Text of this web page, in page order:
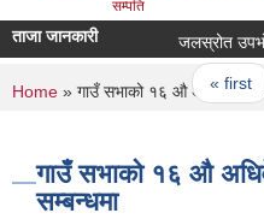
सम्पति
ताजा जानकारी जलस्रोत उपभोग
Pages
« first
You are here
Home » गाउँ सभाको १६ औ अधिवेशनको
गाउँ सभाको १६ औ
सम्बन्धमा